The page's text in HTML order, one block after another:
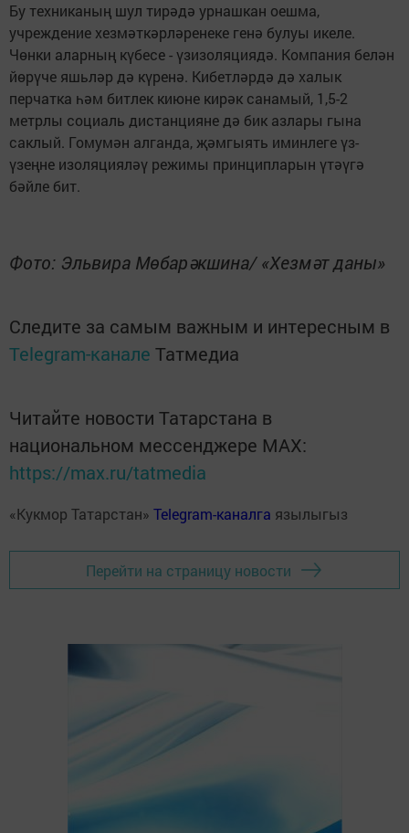
Бу техниканың шул тирәдә урнашкан оешма,
учреждение хезмәткәрләренеке генә булуы икеле.
Чөнки аларның күбесе - үзизоляциядә. Компания белән
йөрүче яшьләр дә күренә. Кибетләрдә дә халык
перчатка һәм битлек киюне кирәк санамый, 1,5-2
метрлы социаль дистанцияне дә бик азлары гына
саклый. Гомумән алганда, җәмгыять иминлеге үз-
үзеңне изоляцияләү режимы принципларын үтәүгә
бәйле бит.
Фото: Эльвира Мөбарәкшина/ «Хезмәт даны»
Следите за самым важным и интересным в
Telegram-канале Татмедиа
Читайте новости Татарстана в
национальном мессенджере MАХ:
https://max.ru/tatmedia
«Кукмор Татарстан» Telegram-каналга язылыгыз
Перейти на страницу новости